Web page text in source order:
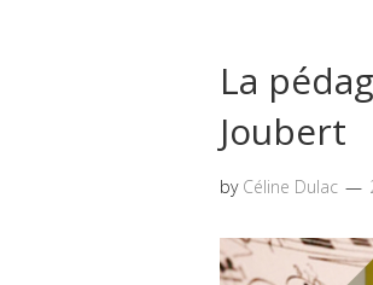
La
Joubert
by Céline Dulac